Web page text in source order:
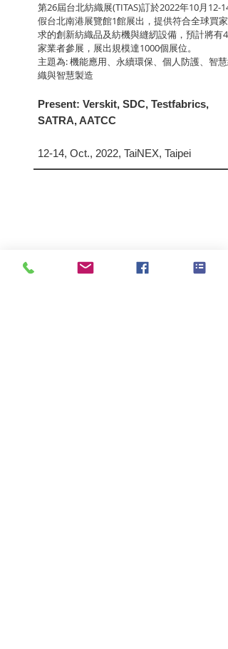
第26屆台北紡織展(TITAS)訂於2022年10月12-14
假台北南港展覽館1館展出，提供符合全球買家
求的創新紡織品及紡機與縫紉設備，預計將有
家業者參展，展出規模達1000個展位。
主題為: 機能應用、永續環保、個人防護、智慧
織與智慧製造
Present: Verskit, SDC, Testfabrics,
SATRA, AATCC
12-14, Oct., 2022, TaiNEX, Taipei
SaigonTex 2022
越南西貢紡織及制衣